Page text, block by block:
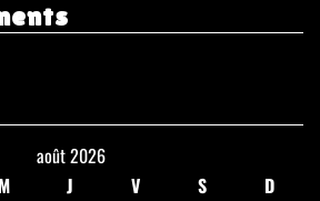
août 2026
M J V S
D